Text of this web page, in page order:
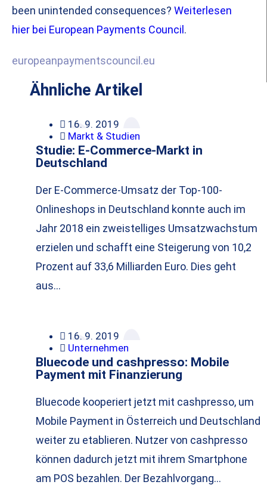
been unintended consequences? Weiterlesen
hier bei European Payments Council .
europeanpaymentscouncil.eu
Ähnliche Artikel
16. 9. 2019
Markt & Studien
Studie: E-Commerce-Markt in
Deutschland
Der E-Commerce-Umsatz der Top-100-
Onlineshops in Deutschland konnte auch im
Jahr 2018 ein zweistelliges Umsatzwachstum
erzielen und schafft eine Steigerung von 10,2
Prozent auf 33,6 Milliarden Euro. Dies geht
aus…
16. 9. 2019
Unternehmen
Bluecode und cashpresso: Mobile
Payment mit Finanzierung
Bluecode kooperiert jetzt mit cashpresso, um
Mobile Payment in Österreich und Deutschland
weiter zu etablieren. Nutzer von cashpresso
können dadurch jetzt mit ihrem Smartphone
am POS bezahlen. Der Bezahlvorgang…